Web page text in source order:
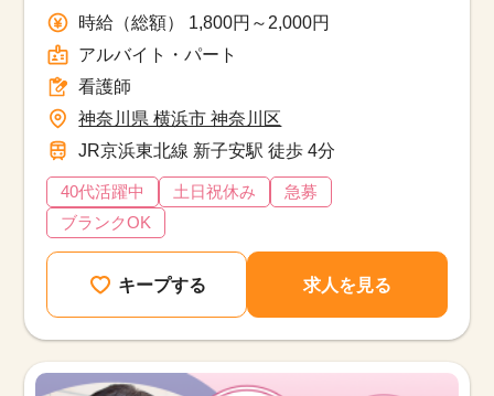
に自信あり！│アットホームのクリニック◎
時給（総額） 1,800円～2,000円
アルバイト・パート
看護師
神奈川県 横浜市 神奈川区
JR京浜東北線 新子安駅 徒歩 4分
40代活躍中 土日祝休み
急募
ブランクOK
キープする 求人を見る